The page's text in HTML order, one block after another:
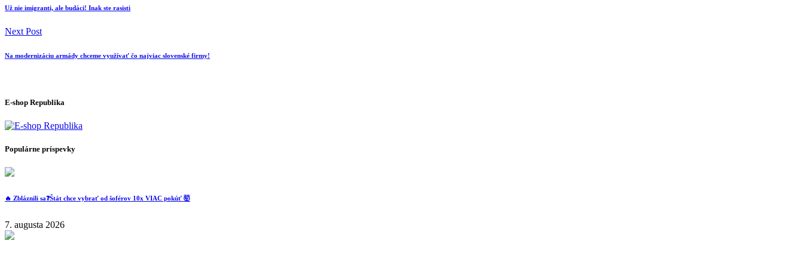
Už nie imigranti, ale budáci! Inak ste rasisti
Next Post
Na modernizáciu armády chceme využívať čo najviac slovenské firmy!
E-shop Republika
Populárne príspevky
🔥 Zbláznili sa❓️Štát chce vybrať od šoférov 10x VIAC pokúť 🤯
7. augusta 2026